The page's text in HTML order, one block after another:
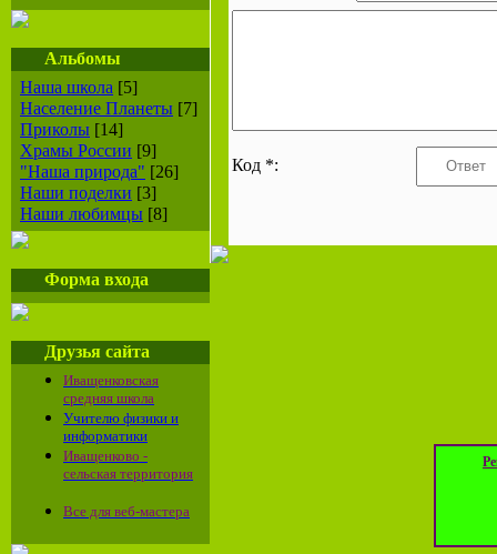
Альбомы
Наша школа [5]
Население Планеты [7]
Приколы [14]
Храмы России [9]
"Наша природа" [26]
Наши поделки [3]
Наши любимцы [8]
Форма входа
Друзья сайта
Иващенковская
средняя школа
Учителю физики и
информатики
Иващенково -
сельская территория
Все для веб-мастера
Код *: